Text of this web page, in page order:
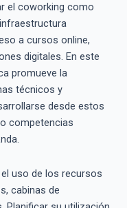
el coworking como
a cursos online,
digitales. En este
promueve la
técnicos y
desde estos
competencias
uso de los recursos
cabinas de